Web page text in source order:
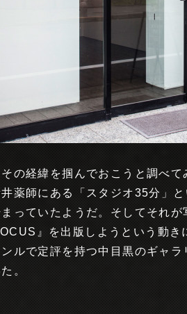
の経緯を掴んでおこうと調べ
薬師にある「スタジオ35分」
っていたようだ。そしてそれが
』を出版しようという動き
ンルで定評を持つ中目黒のギャ
。